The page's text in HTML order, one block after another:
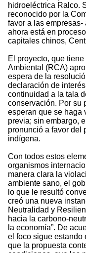
hidroeléctrica Ralco.
reconocido por la
favor a las
ahora está en
capitales chinos,
El proyecto, que
Ambiental (RCA)
espera de la
declaración de
continuidad a la tala
conservación. Por su
esperan que se haga
previa; sin embargo,
pronunció a favor del
indígena.
Con todos estos
organismos
manera clara la
ambiente sano, el
lo que le resultó
creó una nueva
Neutralidad y
hacia la carbono-
la economía”. De
el foco sigue estando
que la propuesta